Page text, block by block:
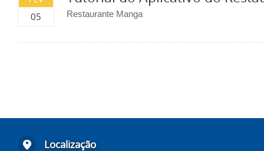
05
Restaurante Manga
Localização